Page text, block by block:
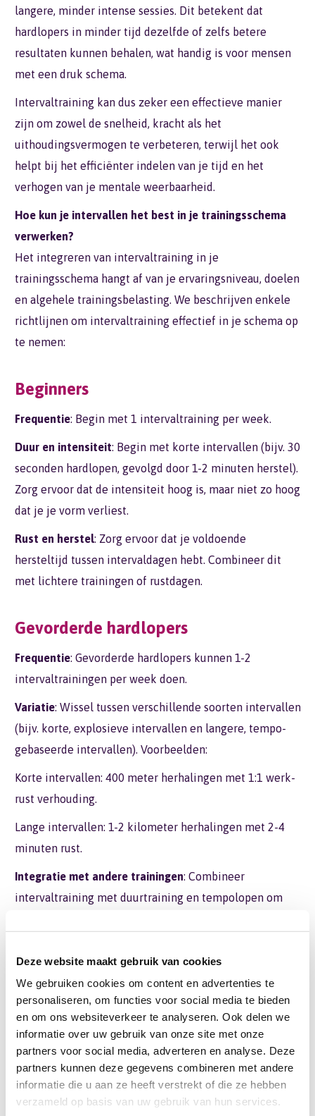
Deze website maakt gebruik van cookies
We gebruiken cookies om content en advertenties te
personaliseren, om functies voor social media te bieden
en om ons websiteverkeer te analyseren. Ook delen we
informatie over uw gebruik van onze site met onze
partners voor social media, adverteren en analyse. Deze
partners kunnen deze gegevens combineren met andere
informatie die u aan ze heeft verstrekt of die ze hebben
verzameld op basis van uw gebruik van hun services.
langere, minder intense sessies. Dit betekent dat
hardlopers in minder tijd dezelfde of zelfs betere
resultaten kunnen behalen, wat handig is voor mensen
met een druk schema.
Intervaltraining kan dus zeker een effectieve manier
zijn om zowel de snelheid, kracht als het
uithoudingsvermogen te verbeteren, terwijl het ook
helpt bij het efficiënter indelen van je tijd en het
verhogen van je mentale weerbaarheid.
Hoe kun je intervallen het best in je trainingsschema
verwerken?
Het integreren van intervaltraining in je
trainingsschema hangt af van je ervaringsniveau, doelen
en algehele trainingsbelasting. We beschrijven enkele
richtlijnen om intervaltraining effectief in je schema op
te nemen:
Beginners
Frequentie: Begin met 1 intervaltraining per week.
Duur en intensiteit: Begin met korte intervallen (bijv. 30
seconden hardlopen, gevolgd door 1-2 minuten herstel).
Zorg ervoor dat de intensiteit hoog is, maar niet zo hoog
dat je je vorm verliest.
Rust en herstel: Zorg ervoor dat je voldoende
hersteltijd tussen intervaldagen hebt. Combineer dit
met lichtere trainingen of rustdagen.
Gevorderde hardlopers
Frequentie: Gevorderde hardlopers kunnen 1-2
intervaltrainingen per week doen.
Variatie: Wissel tussen verschillende soorten intervallen
(bijv. korte, explosieve intervallen en langere, tempo-
gebaseerde intervallen). Voorbeelden:
Korte intervallen: 400 meter herhalingen met 1:1 werk-
rust verhouding.
Lange intervallen: 1-2 kilometer herhalingen met 2-4
minuten rust.
Integratie met andere trainingen: Combineer
intervaltraining met duurtraining en tempolopen om
Algemene tips voor intervaltraining
Opwarmen: Begin altijd met een grondige warming-up
van minstens 10-15 minuten om blessures te
voorkomen.
Afkoelen : Sluit af met een cooling-down om je hartslag
geleidelijk te verlagen en de spieren te ontspannen.